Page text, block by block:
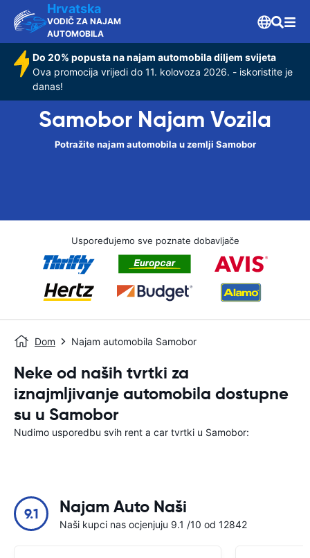
Hrvatska
VODIČ ZA NAJAM
AUTOMOBILA
Do 20% popusta na najam automobila diljem svijeta
Ova promocija vrijedi do 11. kolovoza 2026. - iskoristite je
danas!
Samobor Najam Vozila
Potražite najam automobila u zemlji Samobor
Uspoređujemo sve poznate dobavljače
Dom Najam automobila Samobor
Neke od naših tvrtki za
iznajmljivanje automobila dostupne
su u Samobor
Nudimo usporedbu svih rent a car tvrtki u Samobor:
9.1 Najam Auto Naši
Naši kupci nas ocjenjuju 9.1 /10 od 12842